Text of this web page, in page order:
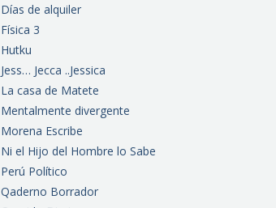
Días de alquiler
Física 3
Hutku
Jess… Jecca ..Jessica
La casa de Matete
Mentalmente divergente
Morena Escribe
Ni el Hijo del Hombre lo Sabe
Perú Político
Qaderno Borrador